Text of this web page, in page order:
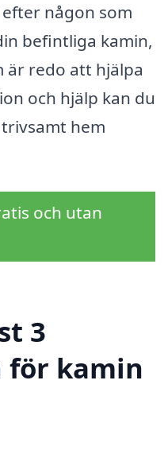
någon som
befintliga kamin,
är redo att hjälpa
och hjälp kan du
hem
och utan
3
för kamin